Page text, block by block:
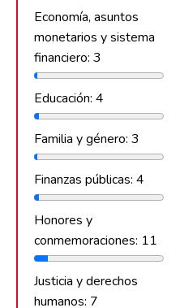
Economía, asuntos
monetarios y sistema
financiero: 3
Educación: 4
Familia y género: 3
Finanzas públicas: 4
Honores y
conmemoraciones: 11
Justicia y derechos
humanos: 7